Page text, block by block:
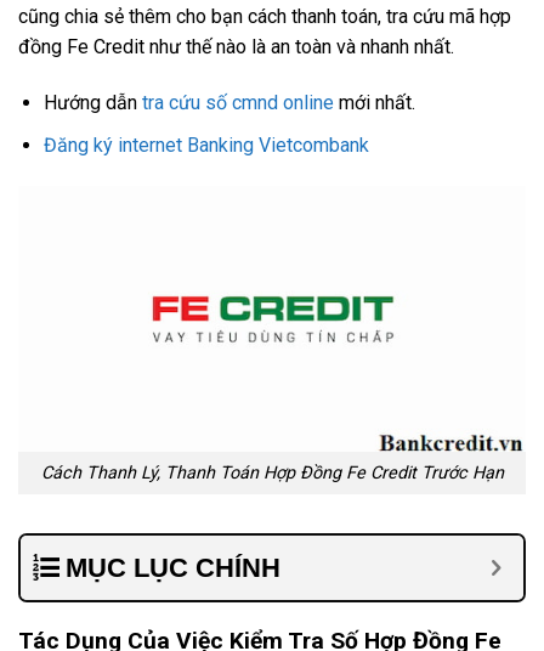
cũng chia sẻ thêm cho bạn cách thanh toán, tra cứu mã hợp
đồng Fe Credit như thế nào là an toàn và nhanh nhất.
Hướng dẫn tra cứu số cmnd onlinemới nhất.
Đăng ký internet Banking Vietcombank
Cách Thanh Lý, Thanh Toán Hợp Đồng Fe Credit Trước Hạn
MỤC LỤC CHÍNH
Tác Dụng Của Việc Kiểm Tra Số Hợp Đồng Fe